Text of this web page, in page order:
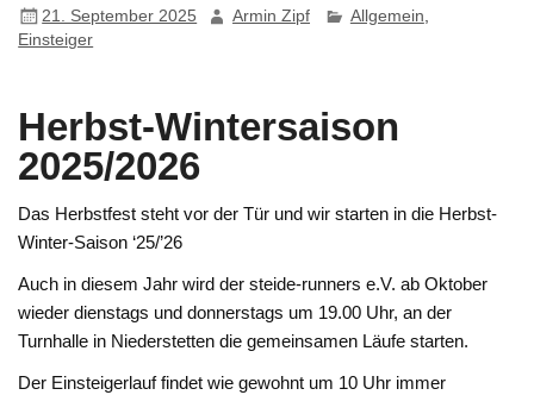
21. September 2025 Armin Zipf Allgemein
Einsteiger
Herbst-Wintersaison
2025/2026
Das Herbstfest steht vor der Tür und wir starten in die Herbst-
Winter-Saison ‘25/’26
Auch in diesem Jahr wird der steide-runners e.V. ab Oktober
wieder dienstags und donnerstags um 19.00 Uhr, an der
Turnhalle in Niederstetten die gemeinsamen Läufe starten.
Der Einsteigerlauf findet wie gewohnt um 10 Uhr immer